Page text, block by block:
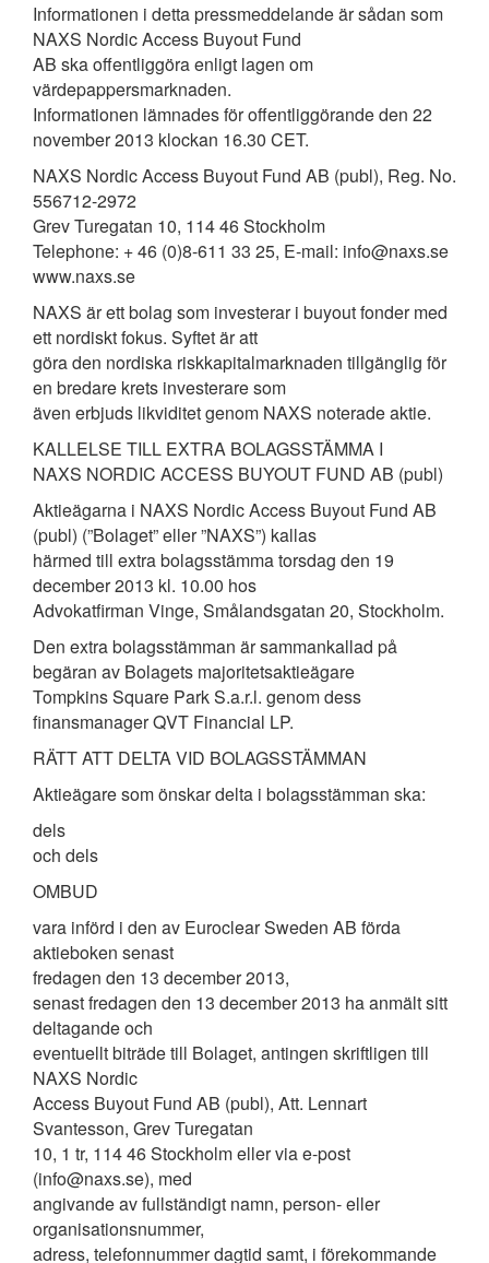
Informationen i detta pressmeddelande är sådan som
NAXS Nordic Access Buyout Fund
AB ska offentliggöra enligt lagen om
värdepappersmarknaden.
Informationen lämnades för offentliggörande den 22
november 2013 klockan 16.30 CET.
NAXS Nordic Access Buyout Fund AB (publ), Reg. No.
556712-2972
Grev Turegatan 10, 114 46 Stockholm
Telephone: + 46 (0)8-611 33 25, E-mail: info@naxs.se
www.naxs.se
NAXS är ett bolag som investerar i buyout fonder med
ett nordiskt fokus. Syftet är att
göra den nordiska riskkapitalmarknaden tillgänglig för
en bredare krets investerare som
även erbjuds likviditet genom NAXS noterade aktie.
KALLELSE TILL EXTRA BOLAGSSTÄMMA I
NAXS NORDIC ACCESS BUYOUT FUND AB (publ)
Aktieägarna i NAXS Nordic Access Buyout Fund AB
(publ) (”Bolaget” eller ”NAXS”) kallas
härmed till extra bolagsstämma torsdag den 19
december 2013 kl. 10.00 hos
Advokatfirman Vinge, Smålandsgatan 20, Stockholm.
Den extra bolagsstämman är sammankallad på
begäran av Bolagets majoritetsaktieägare
Tompkins Square Park S.a.r.l. genom dess
finansmanager QVT Financial LP.
RÄTT ATT DELTA VID BOLAGSSTÄMMAN
Aktieägare som önskar delta i bolagsstämman ska:
dels
och dels
OMBUD
vara införd i den av Euroclear Sweden AB förda
aktieboken senast
fredagen den 13 december 2013,
senast fredagen den 13 december 2013 ha anmält sitt
deltagande och
eventuellt biträde till Bolaget, antingen skriftligen till
NAXS Nordic
Access Buyout Fund AB (publ), Att. Lennart
Svantesson, Grev Turegatan
10, 1 tr, 114 46 Stockholm eller via e-post
(info@naxs.se), med
angivande av fullständigt namn, person- eller
organisationsnummer,
adress, telefonnummer dagtid samt, i förekommande